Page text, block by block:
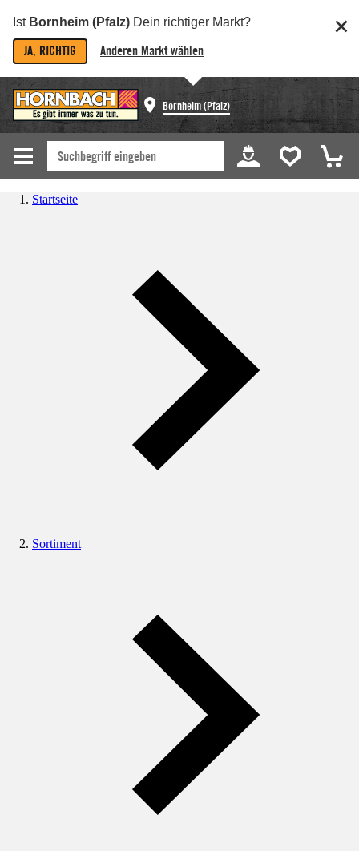
Ist Bornheim (Pfalz) Dein richtiger Markt?
JA, RICHTIG Anderen Markt wählen
Bornheim (Pfalz)
Startseite
Sortiment